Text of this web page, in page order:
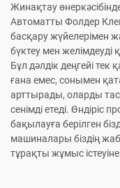
Жинақтау
Автоматты Фолдер
басқару жүйелерімен
бүктеу мен желімдеуді
Бұл дәлдік деңгейі
ғана емес, сонымен
арттырады, оларды
сенімді етеді. Өндіріс
бақылауға берілген
машиналары біздің
тұрақты жұмыс